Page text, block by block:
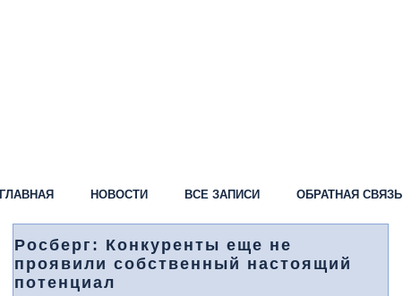
ГЛАВНАЯ НОВОСТИ ВСЕ ЗАПИСИ ОБРАТНАЯ СВЯЗЬ
Росберг: Конкуренты еще не
проявили собственный настоящий
потенциал